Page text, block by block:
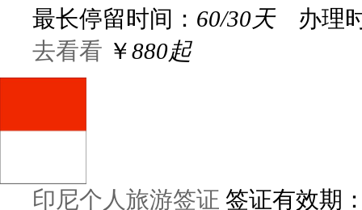
最长停留时间： 60/30天办理
去看看 ￥880起
印尼个人旅游签证 签证有效期